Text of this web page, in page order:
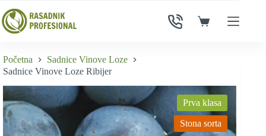
to
content
Shopping
Početna
Sadnice Vinove Loze
Sadnice Vinove Loze Ribijer
Prva klasa
Stona sorta